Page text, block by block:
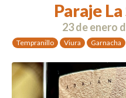
Paraje
23 de enero
Tempranillo Viura Garnacha